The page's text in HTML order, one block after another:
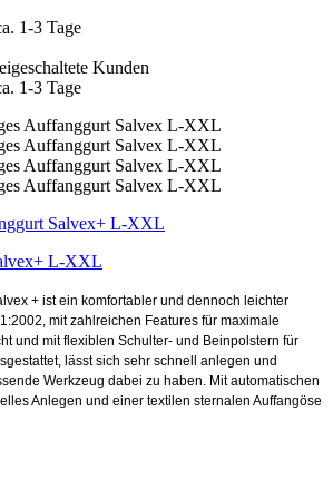
1-3 Tage
Kunden
1-3 Tage
L-XXL
+ ist ein komfortabler und dennoch leichter
mit zahlreichen Features für maximale
und mit flexiblen Schulter- und Beinpolstern für
lässt sich sehr schnell anlegen und
Werkzeug dabei zu haben. Mit automatischen
Anlegen und einer textilen sternalen Auffangöse